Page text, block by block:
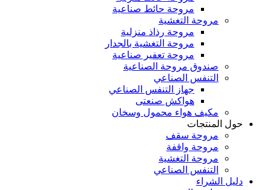
مروحة حائط صناعية
مروحة التغشية
مروحة رذاذ منزلية
مروحة التغشية بالجدار
مروحة تعفير صناعية
صندوق مروحة الصناعية
التنفس الصناعي
جهاز التنفس الصناعي
هواکش صنعتی
مكيف هواء محمول وسخان
حول المنتجات
مروحة سقف
مروحة واقفة
مروحة التغشية
التنفس الصناعي
دليل الشراء